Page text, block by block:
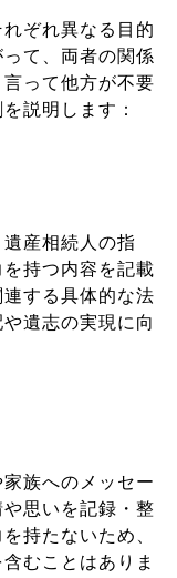
ぞれ異なる目的
て、両者の関係
って他方が不要
説明します：
産相続人の指
持つ内容を記載
する具体的な法
遺志の実現に向
族へのメッセー
思いを記録・整
持たないため、
むことはありま